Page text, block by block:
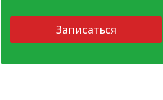
Записаться